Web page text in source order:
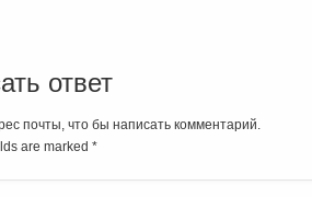
ответ
почты, что бы написать комментарий.
are marked *